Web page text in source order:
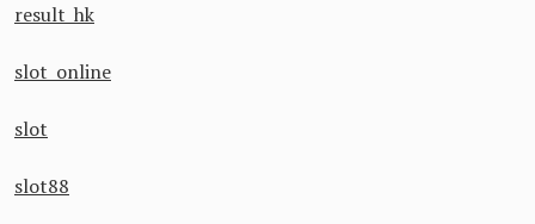
result hk
slot online
slot
slot88